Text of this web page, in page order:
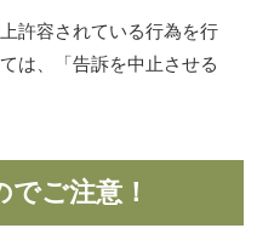
許容されている行為を行
は、「告訴を中止させる
ご注意！